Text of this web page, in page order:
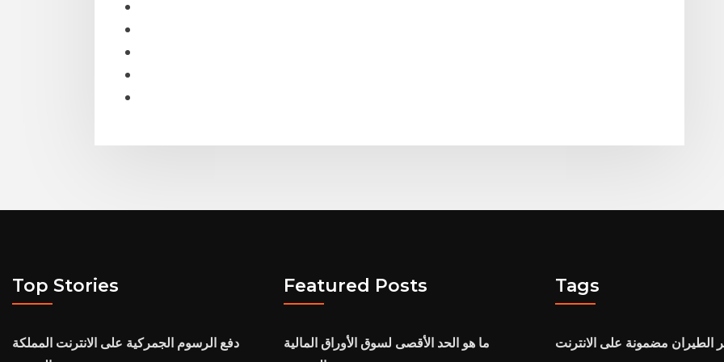
Top Stories
دفع الرسوم الجمركية على الانترنت المملكة
Featured Posts
ما هو الحد الأقصى لسوق الأوراق المالية
Tags
الطيران مضمونة على الانترنت